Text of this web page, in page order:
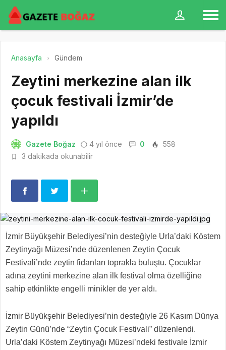
Anasayfa Gündem
Zeytini merkezine alan ilk
çocuk festivali İzmir’de
yapıldı
Gazete Boğaz 4 yıl önce 0
558
3 dakikada okunabilir
İzmir Büyükşehir Belediyesi’nin desteğiyle Urla’daki Köstem
Zeytinyağı Müzesi’nde düzenlenen Zeytin Çocuk
Festivali’nde zeytin fidanları toprakla buluştu. Çocuklar
adına zeytini merkezine alan ilk festival olma özelliğine
sahip etkinlikte engelli minikler de yer aldı.
İzmir Büyükşehir Belediyesi’nin desteğiyle 26 Kasım Dünya
Zeytin Günü’nde “Zeytin Çocuk Festivali” düzenlendi.
Urla’daki Köstem Zeytinyağı Müzesi’ndeki festivale İzmir